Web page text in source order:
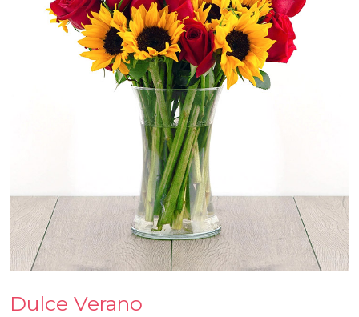
Dulce Verano